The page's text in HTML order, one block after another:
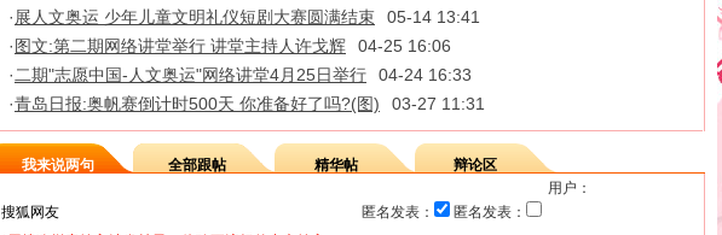
· 展人文奥运 少年儿童文明礼仪短剧大赛圆满结束
05-14 13:41
· 图文:第二期网络讲堂举行 讲堂主持人许戈辉
04-25 16:06
· 二期"志愿中国-人文奥运"网络讲堂4月25日举行
04-24 16:33
·青岛日报:奥帆赛倒计时500天 你准备好了吗?(图) 03-27 11:31
我来说两句 全部跟帖 精华帖
辩论区
用户：
匿名发表：
匿名发表：